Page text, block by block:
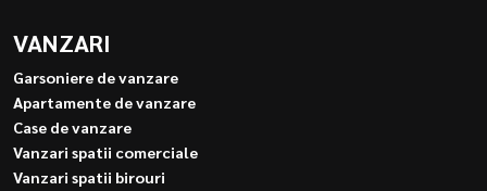
VANZARI
Garsoniere de vanzare
Apartamente de vanzare
Case de vanzare
Vanzari spatii comerciale
Vanzari spatii birouri